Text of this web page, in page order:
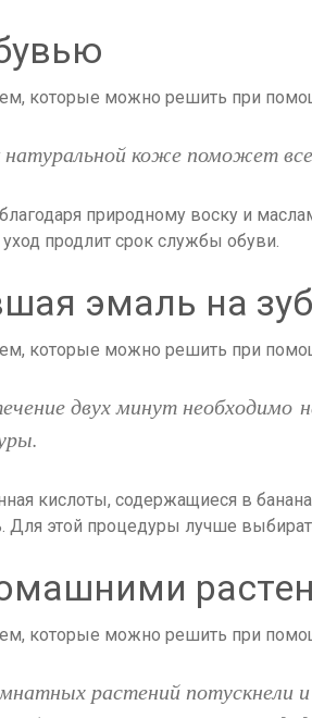
натуральной коже поможет
природному воску и
уход продлит срок службы обуви.
эмаль на
двух минут необходимо
кислоты, содержащиеся в
этой процедуры лучше
растений потускнели